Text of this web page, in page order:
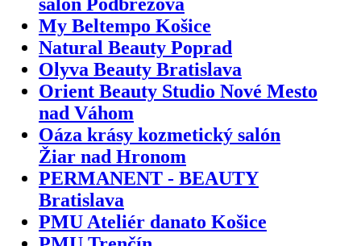
My Beltempo Košice
Natural Beauty Poprad
Olyva Beauty Bratislava
Orient Beauty Studio Nové Mesto
nad Váhom
Oáza krásy kozmetický salón
Žiar nad Hronom
PERMANENT - BEAUTY
Bratislava
PMU Ateliér danato Košice